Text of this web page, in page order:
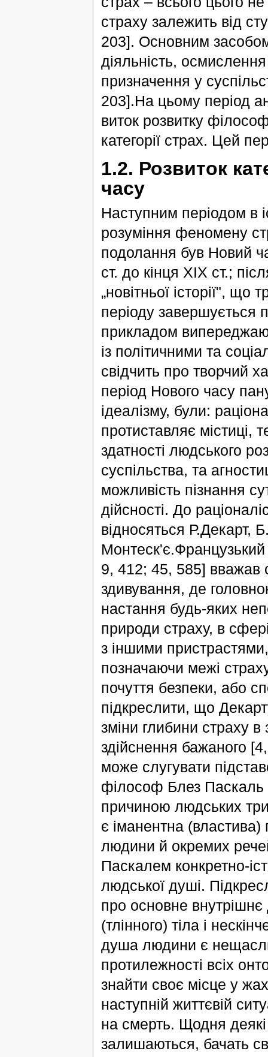
страху залежить від
203]. Основним
діяльність,
призначення у
203].На цьому період
виток розвитку
категорії страх. Цей
1.2. Розвиток
часу
Наступним періодом в
розуміння феномену
подолання був Новий
ст. до кінця ХІХ ст.;
„новітньої історії",
періоду завершується
прикладом
із політичними та
свідчить про творчий
період Нового часу
ідеалізму, були:
протиставляє містиці,
здатності людського
суспільства, та
можливість пізнання
дійсності. До
відносяться Р.Декарт,
9, 412; 45, 585] вважав
здивування, де
настання будь-яких
природи страху, в
з іншими
позначаючи межі
почуття безпеки, або
підкреслити, що
зміни глибини страху в
здійснення бажаного
може слугувати
філософ Блез
причиною людських
є іманентна (властива)
людини й окремих
Паскалем конкретно-
людської душі.
про основне внутрішнє
(тлінного) тіла і
душа людини є
протилежності всіх
знайти своє місце у
наступній життєвій
на смерть. Щодня
залишаються, бачать